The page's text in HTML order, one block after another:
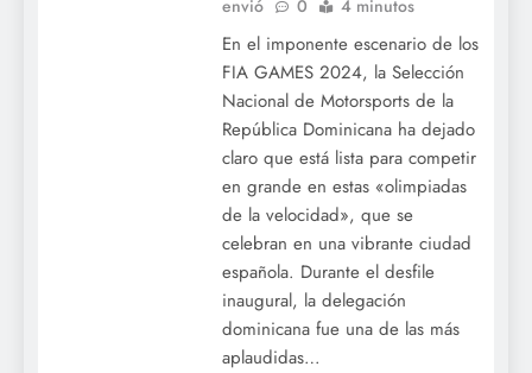
envió
0 4 minutos
En el imponente escenario de los
FIA GAMES 2024, la Selección
Nacional de Motorsports de la
República Dominicana ha dejado
claro que está lista para competir
en grande en estas «olimpiadas
de la velocidad», que se
celebran en una vibrante ciudad
española. Durante el desfile
inaugural, la delegación
dominicana fue una de las más
aplaudidas…